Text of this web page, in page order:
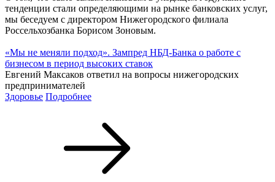
тенденции стали определяющими на рынке банковских услуг,
мы беседуем с директором Нижегородского филиала
Россельхозбанка Борисом Зоновым.
«Мы не меняли подход». Зампред НБД-Банка о работе с
бизнесом в период высоких ставок
Евгений Максаков ответил на вопросы нижегородских
предпринимателей
Здоровье Подробнее